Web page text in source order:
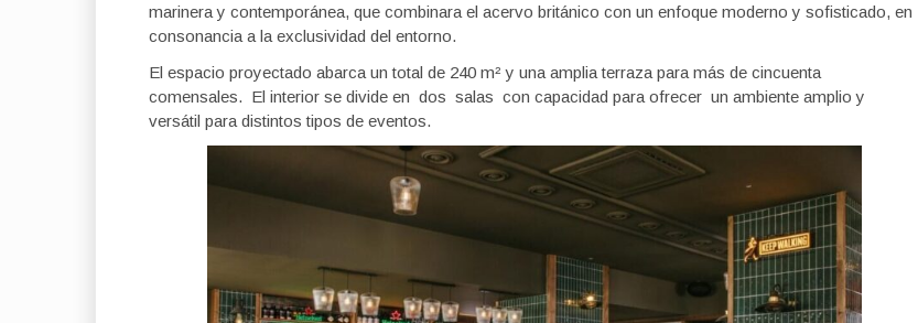
marinera y contemporánea, que combinara el acervo británico con un enfoque moderno y sofisticado, en
consonancia a la exclusividad del entorno.
El espacio proyectado abarca un total de 240 m² y una amplia terraza para más de cincuenta
comensales. El interior se divide en dos salas con capacidad para ofrecer un ambiente amplio y
versátil para distintos tipos de eventos.